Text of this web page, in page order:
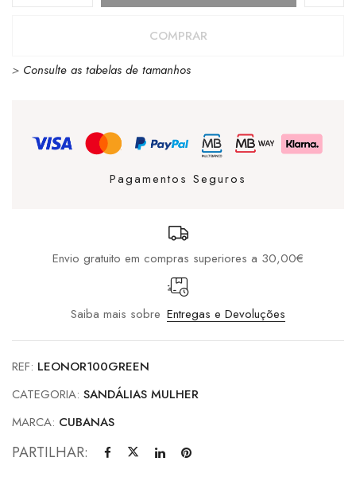
100
COMPRAR
> Consulte as tabelas de tamanhos
Pagamentos Seguros
Envio gratuito em compras superiores a 30,00€
Saiba mais sobre Entregas e Devoluções
REF: LEONOR100GREEN
CATEGORIA: SANDÁLIAS MULHER
MARCA: CUBANAS
PARTILHAR: